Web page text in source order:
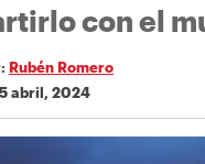
con el
Rubén Romero
5 abril, 2024